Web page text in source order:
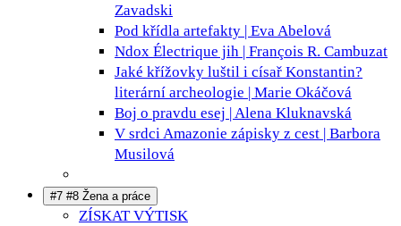
Zavadski
Pod křídla artefakty | Eva Abelová
Ndox Électrique jih | François R. Cambuzat
Jaké křížovky luštil i císař Konstantin?
literární archeologie | Marie Okáčová
Boj o pravdu esej | Alena Kluknavská
V srdci Amazonie zápisky z cest | Barbora
Musilová
#7 #8 Žena a práce
ZÍSKAT VÝTISK